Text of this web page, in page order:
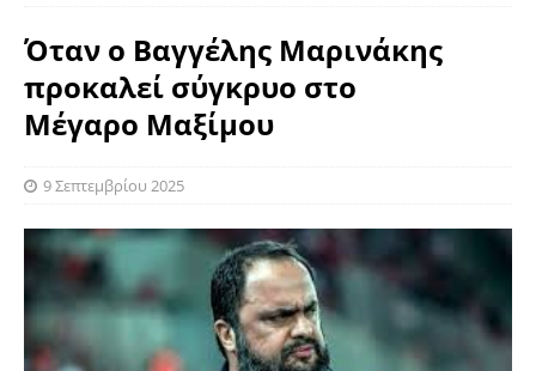
Όταν ο Βαγγέλης Μαρινάκης
προκαλεί σύγκρυο στο
Μέγαρο Μαξίμου
9 Σεπτεμβρίου 2025